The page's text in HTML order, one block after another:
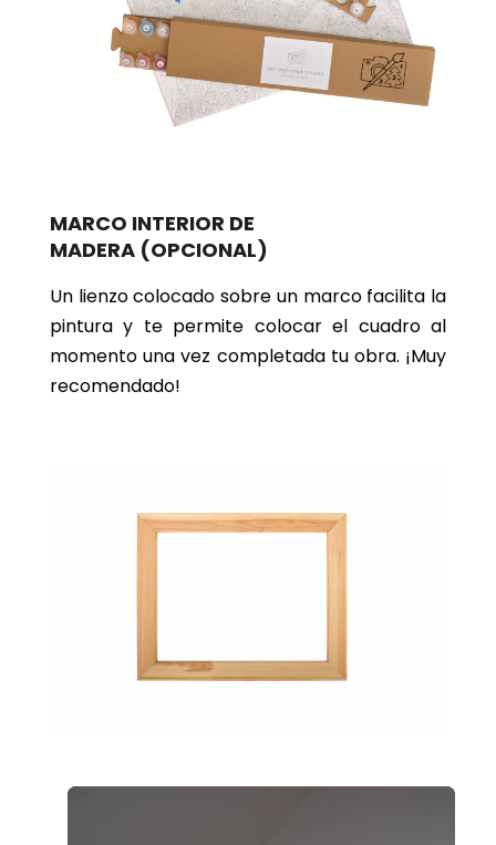
MARCO INTERIOR DE
MADERA (OPCIONAL)
Un lienzo colocado sobre un marco facilita la
pintura y te permite colocar el cuadro al
momento una vez completada tu obra. ¡Muy
recomendado!